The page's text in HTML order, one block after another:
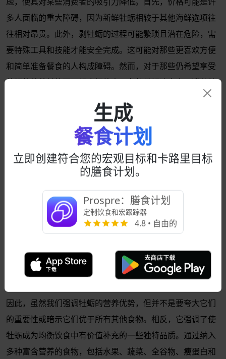
多人面临的重大障碍，因为新鲜牡蛎相较于其他海鲜选项往
往相对昂贵。此外，剥牡蛎的过程可能繁琐且潜在危险，需
要特殊工具和技能才能安全完成。这可能对那些更喜欢方便
和简单准备餐食的人构成障碍。然而，对于那些仍希望享受
牡蛎的营养益处而不想麻烦的人，有替代解决方案。罐装牡
蛎提供了一种方便且经济实惠的选择，消除了剥壳的需要，
同时提供类似的营养价值。它们可以轻松地融入各种菜肴
中，如汤、炖菜和海鲜意大利面，为餐食提供美味的补充，
而无需麻烦。此外，选择冷冻或预剥的牡蛎也可以简化准备
过程，在方便和新鲜之间提供妥协。总体而言，虽然新鲜牡
蛎可能不适合每个人，但罐装或冷冻品等替代选项可以提供
一种方便且可获得的方式来享受其健康益处。
牡蛎很棒，但不是魔法
钥匙。虽然牡蛎提供了一系列令人印象深刻的营养益处，但
必须记住，均衡饮食由来自所有食物组的多种食物组成。多
因此，虽然我们强调牡蛎的营养优势，但并不是要夸大它们
的重要性或暗示它们优于所有其他食物。相反，它强调了使
牡蛎成为均衡饮食中有价值补充的一些独特品质。通过纳入
多种富含营养的食物，包括水果、蔬菜、全谷物、瘦蛋白和
生成
餐食计划
立即创建符合您的宏观目标和卡路里目标
的膳食计划。
Prospre：膳食计划
定制饮食和宏跟踪器
4.8 • 自由的